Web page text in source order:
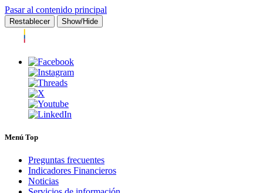
Pasar al contenido principal
Restablecer Show/Hide
Menú Top
Preguntas frecuentes
Indicadores Financieros
Noticias